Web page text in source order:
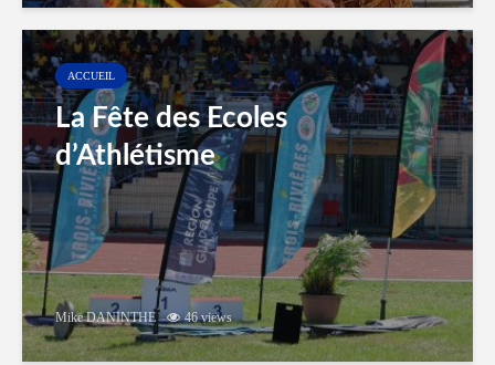
ACCUEIL
La Fête des Ecoles
d’Athlétisme
Mike DANINTHE 46 views